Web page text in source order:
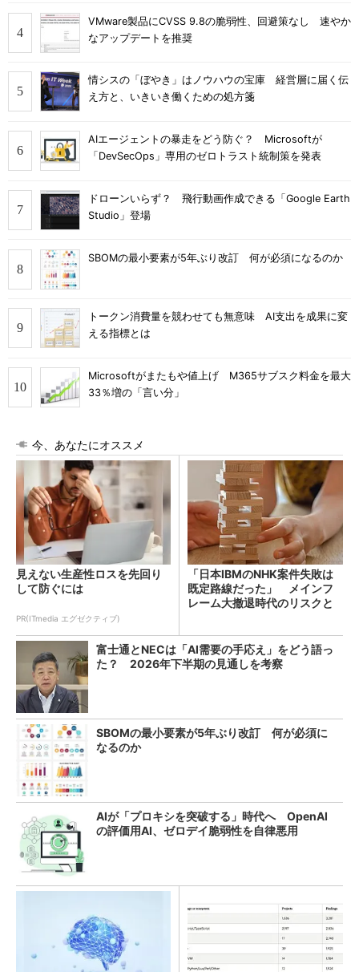
VMware製品にCVSS 9.8の脆弱性、回避策なし 速やか
なアップデートを推奨
情シスの「ぼやき」はノウハウの宝庫 経営層に届く伝
え方と、いきいき働くための処方箋
AIエージェントの暴走をどう防ぐ？ Microsoftが
「DevSecOps」専用のゼロトラスト統制策を発表
ドローンいらず？ 飛行動画作成できる「Google Earth
Studio」登場
SBOMの最小要素が5年ぶり改訂 何が必須になるのか
トークン消費量を競わせても無意味 AI支出を成果に変
える指標とは
Microsoftがまたもや値上げ M365サブスク料金を最大
33％増の「言い分」
今、あなたにオススメ
見えない生産性ロスを先回り
して防ぐには
PR(ITmedia エグゼクティブ)
「日本IBMのNHK案件失敗は
既定路線だった」 メインフ
レーム大撤退時代のリスクと
富士通とNECは「AI需要の手応え」をどう語っ
た？ 2026年下半期の見通しを考察
SBOMの最小要素が5年ぶり改訂 何が必須に
なるのか
AIが「プロキシを突破する」時代へ OpenAI
の評価用AI、ゼロデイ脆弱性を自律悪用